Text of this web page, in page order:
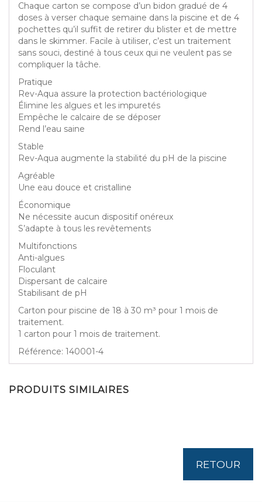
Chaque carton se compose d’un bidon gradué de 4
doses à verser chaque semaine dans la piscine et de 4
pochettes qu’il suffit de retirer du blister et de mettre
dans le skimmer. Facile à utiliser, c’est un traitement
sans souci, destiné à tous ceux qui ne veulent pas se
compliquer la tâche.
Pratique
Rev-Aqua assure la protection bactériologique
Élimine les algues et les impuretés
Empêche le calcaire de se déposer
Rend l’eau saine
Stable
Rev-Aqua augmente la stabilité du pH de la piscine
Agréable
Une eau douce et cristalline
Économique
Ne nécessite aucun dispositif onéreux
S’adapte à tous les revêtements
Multifonctions
Anti-algues
Floculant
Dispersant de calcaire
Stabilisant de pH
Carton pour piscine de 18 à 30 m³ pour 1 mois de
traitement.
1 carton pour 1 mois de traitement.
Référence: 140001-4
PRODUITS SIMILAIRES
RETOUR